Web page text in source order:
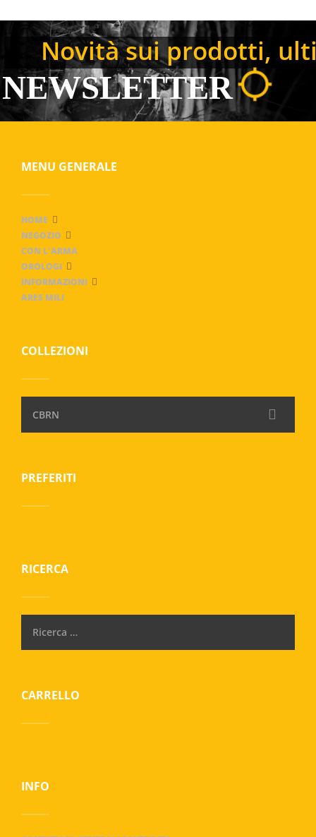
Novità sui prodotti,
NEWSLETTER
MENU GENERALE
HOME
NEGOZIO
CON L'ARMA
OROLOGI
INFORMAZIONI
ARES MILI
COLLEZIONI
CBRN
PREFERITI
RICERCA
CARRELLO
INFO